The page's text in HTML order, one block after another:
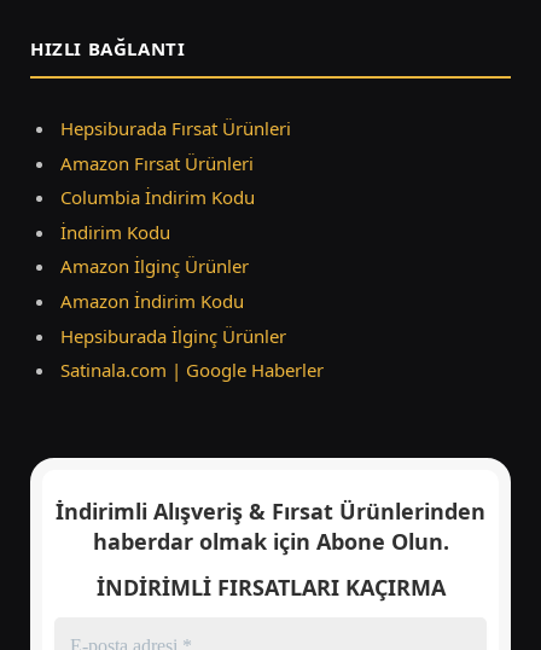
HIZLI BAĞLANTI
Hepsiburada Fırsat Ürünleri
Amazon Fırsat Ürünleri
Columbia İndirim Kodu
İndirim Kodu
Amazon İlginç Ürünler
Amazon İndirim Kodu
Hepsiburada İlginç Ürünler
Satinala.com | Google Haberler
İndirimli Alışveriş & Fırsat Ürünlerinden
haberdar olmak için Abone Olun.
İNDİRİMLİ FIRSATLARI KAÇIRMA